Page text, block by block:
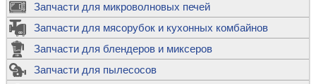
Запчасти для микроволновых печей
Запчасти для мясорубок и кухонных комбайнов
Запчасти для блендеров и миксеров
Запчасти для пылесосов